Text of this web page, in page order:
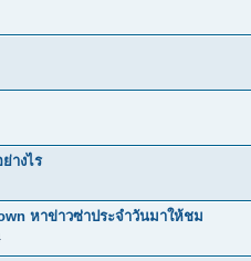
างไร
หาข่าวซ่าประจำวันมาให้ชม